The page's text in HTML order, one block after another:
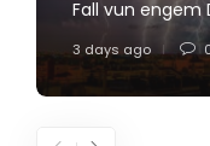
Fall vun engem
3 days ago